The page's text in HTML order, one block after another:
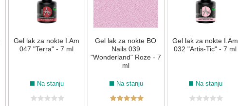
Gel lak za nokte I.Am
047 "Terra" - 7 ml
Na stanju
Gel lak za nokte BO
Nails 039
"Wonderland" Roze - 7
ml
Na stanju
Gel lak za nokte I.Am
032 "Artis-Tic" - 7 ml
Na stanju